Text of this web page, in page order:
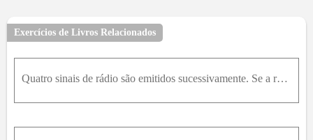
Exercícios de Livros Relacionados
Quatro sinais de rádio são emitidos sucessivamente. Se a recepção de cada um for independente da recepção de outro, e se essas probabilidades forem 0,1 ; 0,2 ; 0,3 e 0,4 , respectivamente, calcule a p